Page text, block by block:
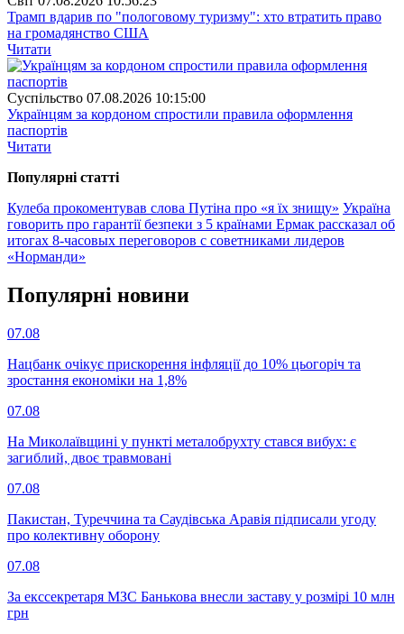
Трамп вдарив по "пологовому туризму": хто втратить право
на громадянство США
Читати
Суспiльство 07.08.2026 10:15:00
Українцям за кордоном спростили правила оформлення
паспортів
Читати
Популярнi статтi
Кулеба прокоментував слова Путіна про «я їх знищу» Україна
говорить про гарантії безпеки з 5 країнами Ермак рассказал об
итогах 8-часовых переговоров с советниками лидеров
«Норманди»
Популярнi новини
07.08
Нацбанк очікує прискорення інфляції до 10% цьогоріч та
зростання економіки на 1,8%
07.08
На Миколаївщині у пункті металобрухту стався вибух: є
загиблий, двоє травмовані
07.08
Пакистан, Туреччина та Саудівська Аравія підписали угоду
про колективну оборону
07.08
За екссекретаря МЗС Банькова внесли заставу у розмірі 10 млн
грн